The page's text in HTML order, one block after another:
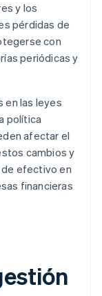
y los
pérdidas de
con
periódicas y
en las leyes
política
afectar el
cambios y
efectivo en
financieras